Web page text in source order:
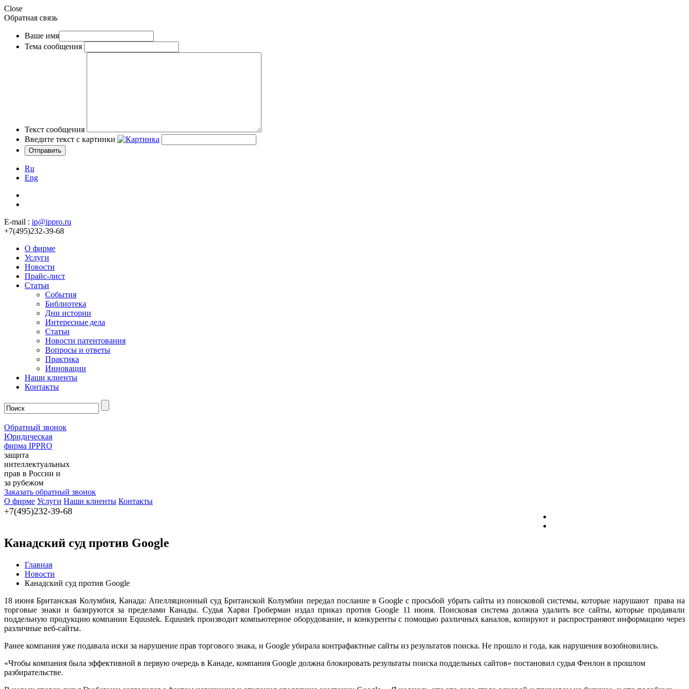
Close
Обратная связь
Ваше имя
Тема сообщения
Текст сообщения
Введите текст с картинки
Ru
Eng
E-mail : ip@ippro.ru
+7(495)232-39-68
О фирме
Услуги
Новости
Прайс-лист
Статьи
События
Библиотека
Дни истории
Интересные дела
Статьи
Новости патентования
Вопросы и ответы
Практика
Инновации
Наши клиенты
Контакты
Обратный звонок
Юридическая
фирма IPPRO
защита
интеллектуальных
прав в России и
за рубежом
Заказать обратный звонок
О фирме Услуги Наши клиенты Контакты
+7(495)232-39-68
Канадский суд против Google
Главная
Новости
Канадский суд против Google
18 июня Британская Колумбия, Канада: Апелляционный суд Британской Колумбии передал послание в Google с просьбой убрать сайты из поисковой системы, которые нарушают права на
торговые знаки и базируются за пределами Канады. Судья Харви Гроберман издал приказ против Google 11 июня. Поисковая система должна удалить все сайты, которые продавали
поддельную продукцию компании Equustek. Equustek производит компьютерное оборудование, и конкуренты с помощью различных каналов, копируют и распространяют информацию через
различные веб-сайты.
Ранее компания уже подавала иски за нарушение прав торгового знака, и Google убирала контрафактные сайты из результатов поиска. Не прошло и года, как нарушения возобновились.
«Чтобы компания была эффективной в первую очередь в Канаде, компания Google должна блокировать результаты поиска поддельных сайтов» постановил судья Фенлон в прошлом
разбирательстве.